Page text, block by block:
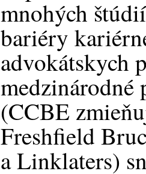
mnohých
bariéry
advokátskych
(CCBE
Freshfield
a Linklaters)